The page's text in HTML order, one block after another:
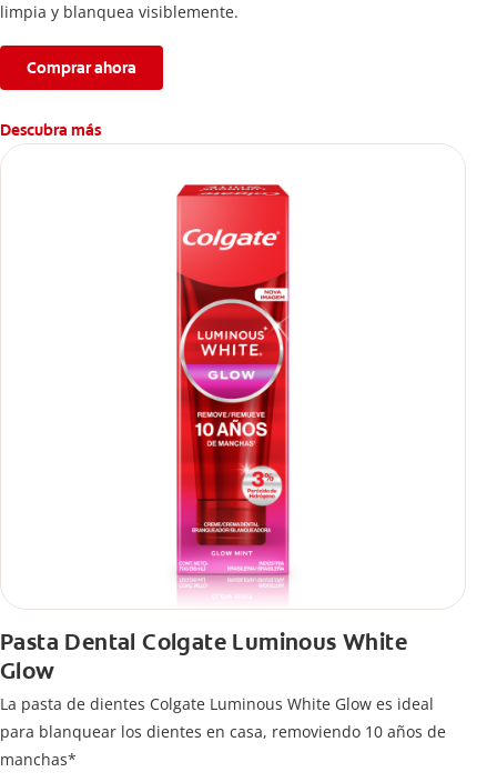
limpia y blanquea visiblemente.
Comprar ahora
Descubra más
Pasta Dental Colgate Luminous White
Glow
La pasta de dientes Colgate Luminous White Glow es ideal
para blanquear los dientes en casa, removiendo 10 años de
manchas*